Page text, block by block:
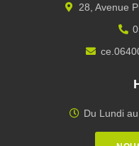
28, Avenue
Du Lundi